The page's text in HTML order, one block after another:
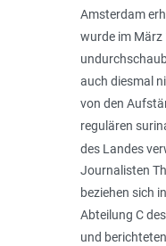
Amsterdam
wurde im
auch diesmal
von den
regulären
des Landes
Journalisten
beziehen sich
Abteilung C
und